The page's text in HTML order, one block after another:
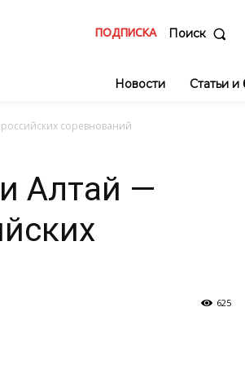
ПОДПИСКА Поиск
Новости Статьи и
соревнований
Алтай —
625